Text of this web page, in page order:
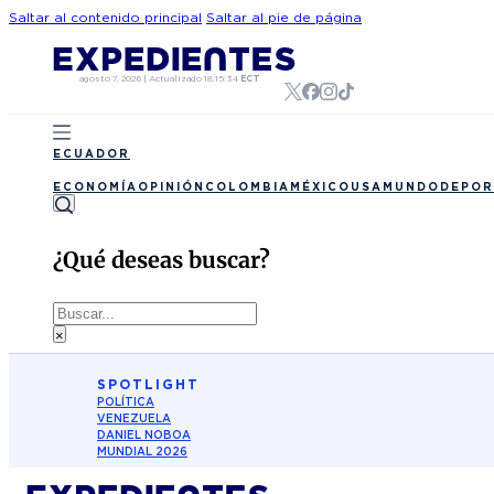
Saltar al contenido principal Saltar al pie de página
agosto 7, 2026 | Actualizado 18:15:34 ECT
ECUADOR
ECONOMÍA OPINIÓN COLOMBIA MÉXICO USA MUNDO
¿Qué deseas buscar?
Buscar
×
SPOTLIGHT
POLÍTICA
VENEZUELA
DANIEL NOBOA
MUNDIAL 2026